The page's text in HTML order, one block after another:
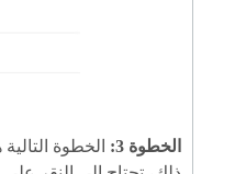
الخطوة 3:
الخطوة